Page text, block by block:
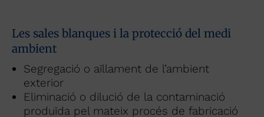
Les sales blanques i la protecció del medi
ambient
Segregació o aïllament de l’ambient
exterior
Eliminació o dilució de la contaminació
produïda pel mateix procés de fabricació